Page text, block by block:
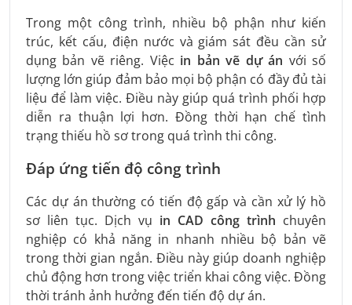
Trong một công trình, nhiều bộ phận như kiến
trúc, kết cấu, điện nước và giám sát đều cần sử
dụng bản vẽ riêng. Việc in bản vẽ dự án với số
lượng lớn giúp đảm bảo mọi bộ phận có đầy đủ tài
liệu để làm việc. Điều này giúp quá trình phối hợp
diễn ra thuận lợi hơn. Đồng thời hạn chế tình
trạng thiếu hồ sơ trong quá trình thi công.
Đáp ứng tiến độ công trình
Các dự án thường có tiến độ gấp và cần xử lý hồ
sơ liên tục. Dịch vụ in CAD công trình chuyên
nghiệp có khả năng in nhanh nhiều bộ bản vẽ
trong thời gian ngắn. Điều này giúp doanh nghiệp
chủ động hơn trong việc triển khai công việc. Đồng
thời tránh ảnh hưởng đến tiến độ dự án.